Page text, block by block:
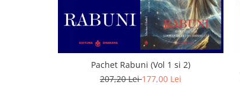
Pachet Rabuni (Vol 1 si 2)
207,20 Lei177,00 Lei